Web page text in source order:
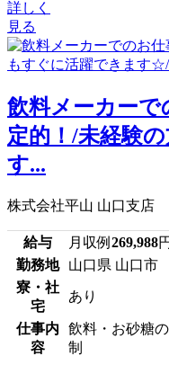
詳しく
見る
飲料メーカーで
定的！/未経験
す...
株式会社平山 山口支店
給与 月収例 269,988円
勤務地
山口県 山口市
寮・社
宅
あり
仕事内
容
飲料・お砂糖
制